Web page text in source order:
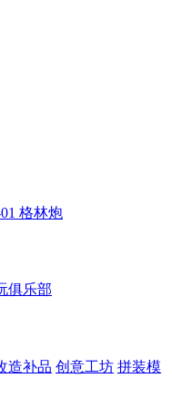
格林炮
俱乐部
造补品 创意工坊 拼装模